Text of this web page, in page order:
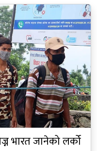
भारत जानेको लर्को